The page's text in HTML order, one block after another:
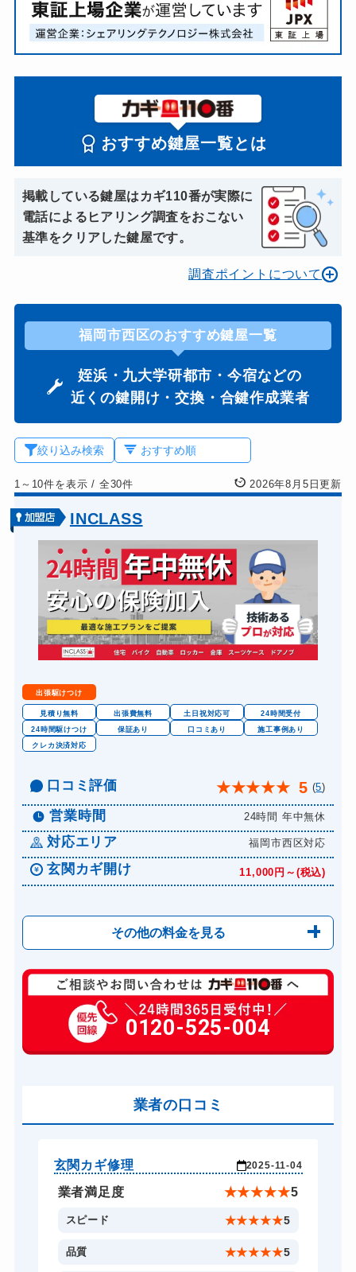
おすすめ鍵屋一覧とは
掲載している鍵屋はカギ110番が実際に
電話によるヒアリング調査をおこない
基準をクリアした鍵屋です。
調査ポイントについて
福岡市西区のおすすめ鍵屋一覧
姪浜・九大学研都市・今宿などの
近くの鍵開け・交換・合鍵作成業者
絞り込み検索
1～10件を表示/ 全30件 2026年8月5日更新
INCLASS
出張駆けつけ
見積り無料 出張費無料 土日祝対応可
24時間受付
24時間駆けつけ
保証あり 口コミあり
施工事例あり
クレカ決済対応
口コミ評価 ★★★★★ 5 (5)
営業時間 24時間 年中無休
対応エリア 福岡市西区対応
玄関カギ開け 11,000円～(税込)
その他の料金を見る
玄関カギ修理 6,600円～(税込)
玄関カギ交換 14,300円～(税込)
車カギ開け 13,200円～(税込)
スーツケースカギ開け
ロッカーカギ開け 8,800円～(税込)
ドアノブカギ開け 10,780円～(税込)
ドアノブカギ交換 11,000円～(税込)
0120-525-004
業者の口コミ
玄関カギ修理 2025-11-04
業者満足度 ★★★★★5
スピード ★★★★★5
品質 ★★★★★5